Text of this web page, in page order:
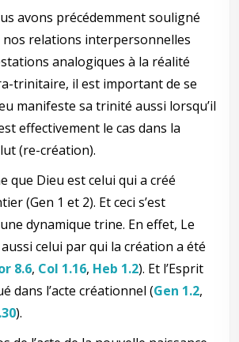
avons précédemment souligné
nos relations interpersonnelles
analogiques à la réalité
trinitaire, il est important de se
manifeste sa trinité aussi lorsqu’il
effectivement le cas dans la
(re-création).
que Dieu est celui qui a créé
(Gen 1 et 2). Et ceci s’est
dynamique trine. En effet, Le
celui par qui la création a été
8.6, Col 1.16, Heb 1.2). Et l’Esprit
dans l’acte créationnel (Gen 1.2,
).